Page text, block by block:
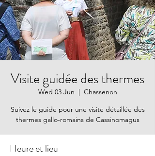
Visite guidée des thermes
Wed 03 Jun
  |
Chassenon
Suivez le guide pour une visite détaillée des
thermes gallo-romains de Cassinomagus
Heure et lieu